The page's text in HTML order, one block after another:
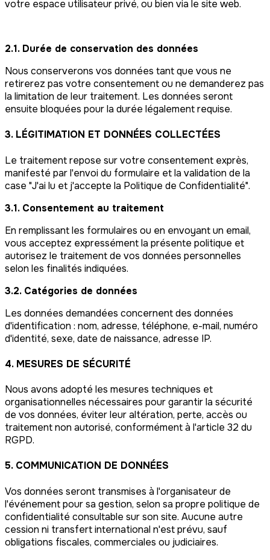
votre espace utilisateur privé, ou bien via le site web.
2.1. Durée de conservation des données
Nous conserverons vos données tant que vous ne
retirerez pas votre consentement ou ne demanderez pas
la limitation de leur traitement. Les données seront
ensuite bloquées pour la durée légalement requise.
3. LÉGITIMATION ET DONNÉES COLLECTÉES
Le traitement repose sur votre consentement exprès,
manifesté par l'envoi du formulaire et la validation de la
case "J'ai lu et j'accepte la Politique de Confidentialité".
3.1. Consentement au traitement
En remplissant les formulaires ou en envoyant un email,
vous acceptez expressément la présente politique et
autorisez le traitement de vos données personnelles
selon les finalités indiquées.
3.2. Catégories de données
Les données demandées concernent des données
d'identification : nom, adresse, téléphone, e-mail, numéro
d'identité, sexe, date de naissance, adresse IP.
4. MESURES DE SÉCURITÉ
Nous avons adopté les mesures techniques et
organisationnelles nécessaires pour garantir la sécurité
de vos données, éviter leur altération, perte, accès ou
traitement non autorisé, conformément à l'article 32 du
RGPD.
5. COMMUNICATION DE DONNÉES
Vos données seront transmises à l'organisateur de
l'événement pour sa gestion, selon sa propre politique de
confidentialité consultable sur son site. Aucune autre
cession ni transfert international n'est prévu, sauf
obligations fiscales, commerciales ou judiciaires.